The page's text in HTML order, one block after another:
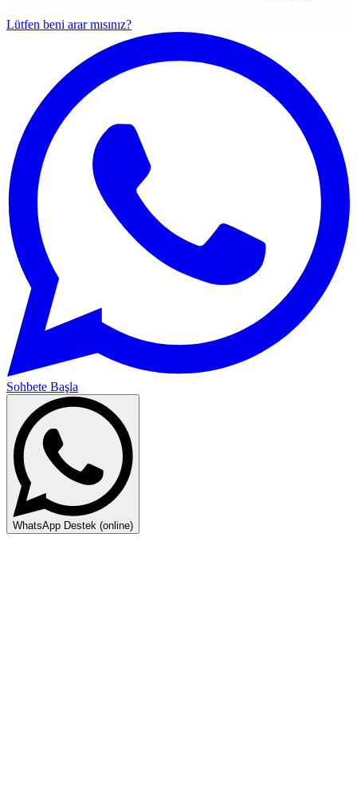
Lütfen beni arar mısınız?
Sohbete Başla
WhatsApp Destek (online)